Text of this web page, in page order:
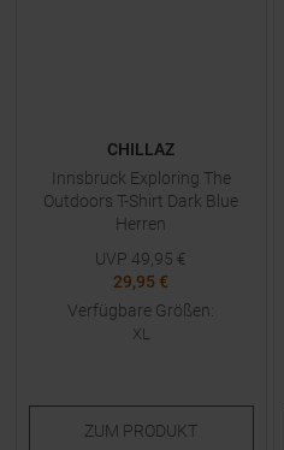
CHILLAZ
Innsbruck Exploring The
Outdoors T-Shirt Dark Blue
Herren
UVP 49,95 €
29,95 €
Verfügbare Größen:
XL
ZUM PRODUKT